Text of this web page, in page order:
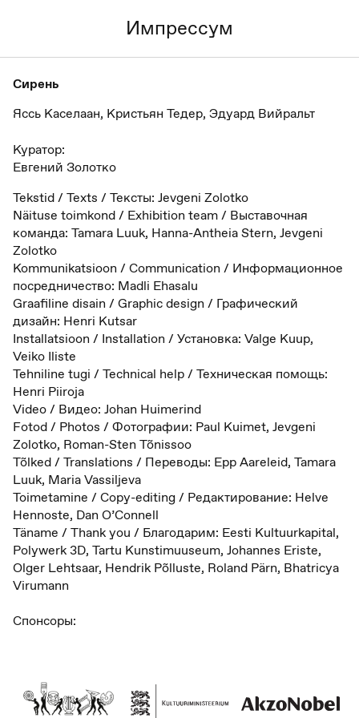
Импрессум
Сирень
Яссь Каселаан, Кристьян Тедер, Эдуард Вийральт
Куратор:
Евгений Золотко
Tekstid / Texts / Тексты: Jevgeni Zolotko
Näituse toimkond / Exhibition team / Выставочная
команда: Tamara Luuk, Hanna-Antheia Stern, Jevgeni
Zolotko
Kommunikatsioon / Communication / Информационное
посредничество: Madli Ehasalu
Graafiline disain / Graphic design / Графический
дизайн: Henri Kutsar
Installatsioon / Installation / Установка: Valge Kuup,
Veiko Iliste
Tehniline tugi / Technical help / Техническая помощь:
Henri Piiroja
Video / Видео: Johan Huimerind
Fotod / Photos / Фотографии: Paul Kuimet, Jevgeni
Zolotko, Roman-Sten Tõnissoo
Tõlked / Translations / Переводы: Epp Aareleid, Tamara
Luuk, Maria Vassiljeva
Toimetamine / Copy-editing / Редактирование: Helve
Hennoste, Dan O’Connell
Täname / Thank you / Благодарим: Eesti Kultuurkapital,
Polywerk 3D, Tartu Kunstimuuseum, Johannes Eriste,
Olger Lehtsaar, Hendrik Põlluste, Roland Pärn, Bhatricya
Virumann
Спонсоры: